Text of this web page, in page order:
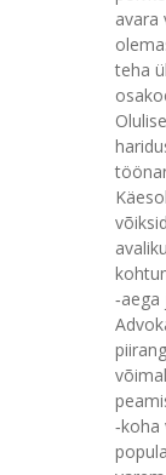
avara
teha